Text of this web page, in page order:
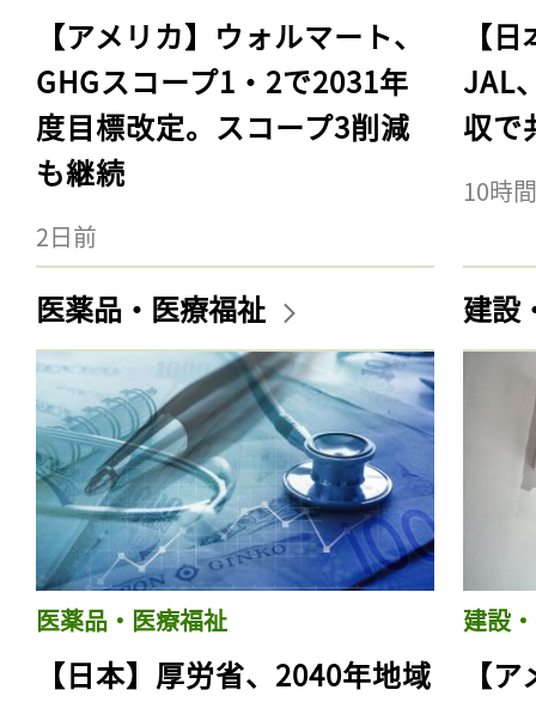
【アメリカ】ウォルマート、
GHGスコープ1・2で2031年
度目標改定。スコープ3削減
も継続
2日前
【
JAL
収で
10時
医薬品・医療福祉
医薬品・医療福祉
【日本】厚労省、2040年地域
建設
建設
【